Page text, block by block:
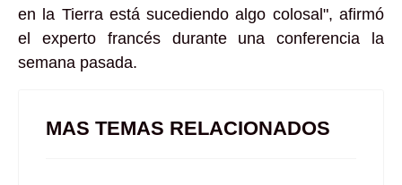
en la Tierra está sucediendo algo colosal", afirmó
el experto francés durante una conferencia la
semana pasada.
MAS TEMAS RELACIONADOS